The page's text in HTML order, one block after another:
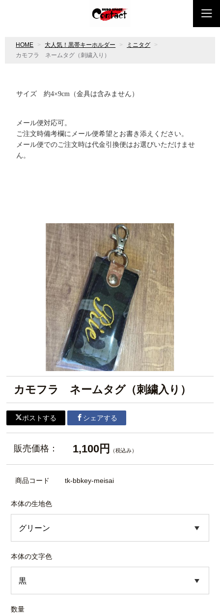
HOME 大人気！黒帯キーホルダー
ミニタグ
カモフラ ネームタグ（刺繍入り）
サイズ 約4×9cm（金具は含みません）
メール便対応可。
ご注文時備考欄にメール便希望とお書き添えください。
メール便でのご注文時は代金引換便はお選びいただけませ
ん。
カモフラ ネームタグ（刺繍入り）
ポストする シェアする
販売価格： 1,100円 （税込み）
商品コード tk-bbkey-meisai
本体の生地色
本体の文字色
数量